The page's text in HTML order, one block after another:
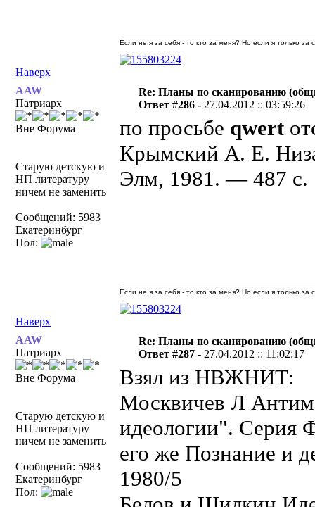
Наверх
Если не я за себя - то кто за меня? Но если я только
AAW
Патриарх
Вне Форума
Старую детскую и
НП литературу
ничем не заменить
Сообщений: 5983
Екатеринбург
Пол:
Re: Планы по сканированию
Ответ #286 - 27.04.2012 :: 03:59:26
по просьбе qwert
Крымский А. Е.
Элм, 1981. — 487 с.
Наверх
Если не я за себя - то кто за меня? Но если я только
AAW
Патриарх
Вне Форума
Старую детскую и
НП литературу
ничем не заменить
Сообщений: 5983
Екатеринбург
Пол:
Re: Планы по сканированию
Ответ #287 - 27.04.2012 :: 11:02:17
Взял из НВЖНИТ:
Москвичев Л
идеологии". Серия
его же Познание и
1980/5